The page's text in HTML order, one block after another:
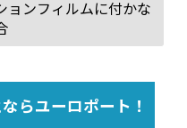
ンフィルムに付かな
らユーロポート！